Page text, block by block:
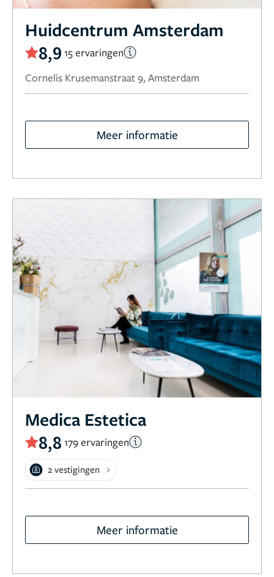
Huidcentrum Amsterdam
8,9 15 ervaringen
Cornelis Krusemanstraat 9, Amsterdam
Meer informatie
Medica Estetica
8,8 179 ervaringen
2 vestigingen
Meer informatie